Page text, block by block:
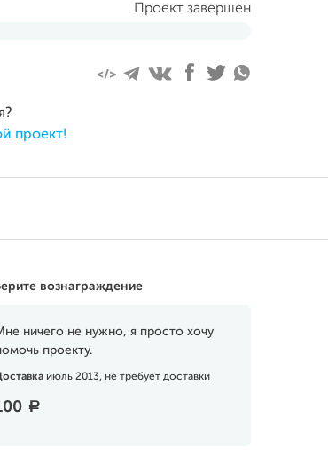
Проект завершен
проект!
вознаграждение
ничего не нужно, я просто хочу
проекту.
июль 2013, не требует доставки
a